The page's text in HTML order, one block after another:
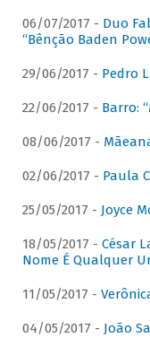
06/07/2017 - Duo
“Bênção Baden
29/06/2017 - Pedro
22/06/2017 - Barro:
08/06/2017 -
02/06/2017 - Paula
25/05/2017 - Joyce
18/05/2017 - César
Nome É Qualquer
11/05/2017 -
04/05/2017 - João